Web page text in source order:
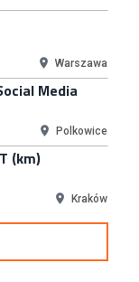
Warszawa
Media
Polkowice
(km)
Kraków
(m/k)